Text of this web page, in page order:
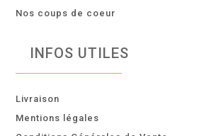
Nos coups de coeur
INFOS UTILES
Livraison
Mentions légales